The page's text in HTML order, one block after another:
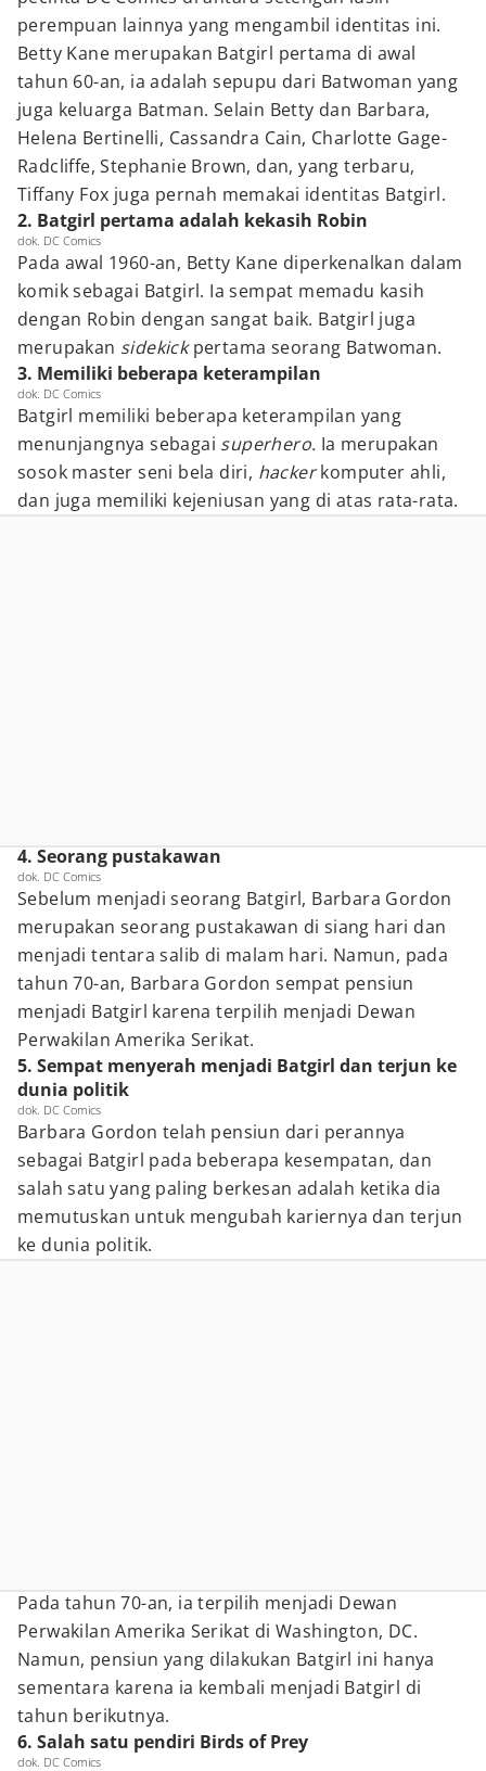
perempuan lainnya yang mengambil identitas ini.
Betty Kane merupakan Batgirl pertama di awal
tahun 60-an, ia adalah sepupu dari Batwoman yang
juga keluarga Batman. Selain Betty dan Barbara,
Helena Bertinelli, Cassandra Cain, Charlotte Gage-
Radcliffe, Stephanie Brown, dan, yang terbaru,
Tiffany Fox juga pernah memakai identitas Batgirl.
2. Batgirl pertama adalah kekasih Robin
dok. DC Comics
Pada awal 1960-an, Betty Kane diperkenalkan dalam
komik sebagai Batgirl. Ia sempat memadu kasih
dengan Robin dengan sangat baik. Batgirl juga
merupakan sidekickpertama seorang Batwoman.
3. Memiliki beberapa keterampilan
dok. DC Comics
Batgirl memiliki beberapa keterampilan yang
menunjangnya sebagai superhero. Ia merupakan
sosok master seni bela diri, hackerkomputer ahli,
dan juga memiliki kejeniusan yang di atas rata-rata.
4. Seorang pustakawan
dok. DC Comics
Sebelum menjadi seorang Batgirl, Barbara Gordon
merupakan seorang pustakawan di siang hari dan
menjadi tentara salib di malam hari. Namun, pada
tahun 70-an, Barbara Gordon sempat pensiun
menjadi Batgirl karena terpilih menjadi Dewan
Perwakilan Amerika Serikat.
5. Sempat menyerah menjadi Batgirl dan terjun ke
dunia politik
dok. DC Comics
Barbara Gordon telah pensiun dari perannya
sebagai Batgirl pada beberapa kesempatan, dan
salah satu yang paling berkesan adalah ketika dia
memutuskan untuk mengubah kariernya dan terjun
ke dunia politik.
Pada tahun 70-an, ia terpilih menjadi Dewan
Perwakilan Amerika Serikat di Washington, DC.
Namun, pensiun yang dilakukan Batgirl ini hanya
sementara karena ia kembali menjadi Batgirl di
tahun berikutnya.
6. Salah satu pendiri Birds of Prey
dok. DC Comics